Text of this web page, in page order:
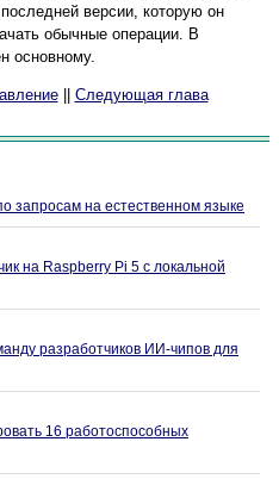
версии, которую он
обычные операции. В
основному.
|| Следующая глава
запросам на естественном языке
на Raspberry Pi 5 с локальной
разработчиков ИИ-чипов для
16 работоспособных